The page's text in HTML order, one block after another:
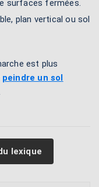
surfaces fermées.
plan vertical ou sol
est plus
peindre un sol
lexique